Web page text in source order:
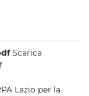
Scarica